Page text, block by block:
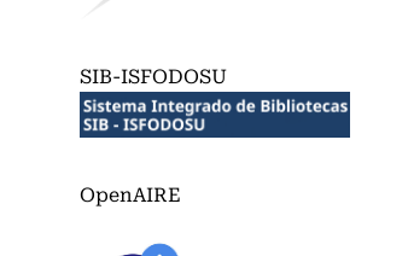
SIB-ISFODOSU
OpenAIRE